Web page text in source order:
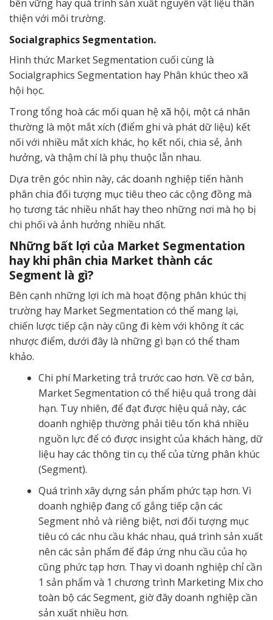
bền vững hay quá trình sản xuất nguyên vật liệu thân
thiện với môi trường.
Socialgraphics Segmentation.
Hình thức Market Segmentation cuối cùng là
Socialgraphics Segmentation hay Phân khúc theo xã
hội học.
Trong tổng hoà các mối quan hệ xã hội, một cá nhân
thường là một mắt xích (điểm ghi và phát dữ liệu) kết
nối với nhiều mắt xích khác, họ kết nối, chia sẻ, ảnh
hưởng, và thậm chí là phụ thuộc lẫn nhau.
Dựa trên góc nhìn này, các doanh nghiệp tiến hành
phân chia đối tượng mục tiêu theo các cộng đồng mà
họ tương tác nhiều nhất hay theo những nơi mà họ bị
chi phối và ảnh hưởng nhiều nhất.
Những bất lợi của Market Segmentation
hay khi phân chia Market thành các
Segment là gì?
Bên cạnh những lợi ích mà hoạt động phân khúc thị
trường hay Market Segmentation có thể mang lại,
chiến lược tiếp cận này cũng đi kèm với không ít các
nhược điểm, dưới đây là những gì bạn có thể tham
khảo.
Chi phí Marketing trả trước cao hơn. Về cơ bản,
Market Segmentation có thể hiệu quả trong dài
hạn. Tuy nhiên, để đạt được hiệu quả này, các
doanh nghiệp thường phải tiêu tốn khá nhiều
nguồn lực để có được insight của khách hàng, dữ
liệu hay các thông tin cụ thể của từng phân khúc
(Segment).
Quá trình xây dựng sản phẩm phức tạp hơn. Vì
doanh nghiệp đang cố gắng tiếp cận các
Segment nhỏ và riêng biệt, nơi đối tượng mục
tiêu có các nhu cầu khác nhau, quá trình sản xuất
nên các sản phẩm để đáp ứng nhu cầu của họ
cũng phức tạp hơn. Thay vì doanh nghiệp chỉ cần
1 sản phẩm và 1 chương trình Marketing Mix cho
toàn bộ các Segment, giờ đây doanh nghiệp cần
sản xuất nhiều hơn.